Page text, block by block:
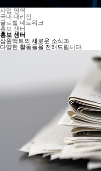
사업 영역
국내 대리점
글로벌 네트워크
홍보 센터
홍보 센터
삼원액트의 새로운 소식과
다양한 활동들을 전해드립니다.